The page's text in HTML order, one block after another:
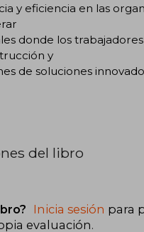
y eficiencia en las
donde los
y
de soluciones
del libro
Inicia sesión para
evaluación.